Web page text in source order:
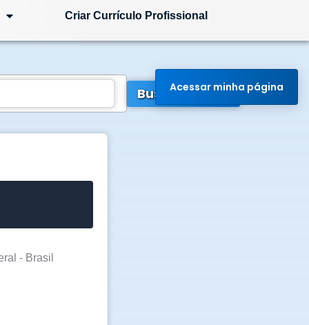
Criar Currículo Profissional
Buscar Vagas
- Brasil
Acessar minha página